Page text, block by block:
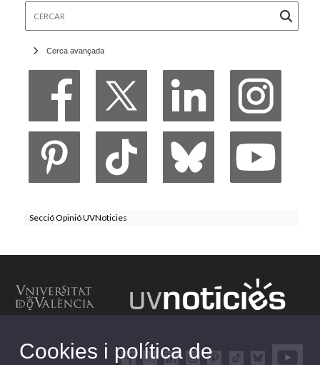
Cerca avançada
Secció Opinió UVNoticies
Cookies i política de